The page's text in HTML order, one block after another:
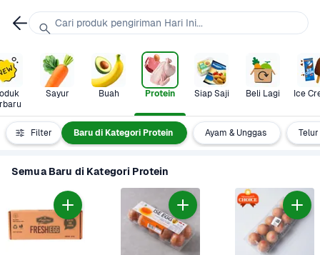
Sayur Buah Protein Siap Saji Beli Lagi Ice
Filter
Semua Baru di Kategori Protein Ayam & Unggas Telur
Semua Baru di Kategori Protein
Cari produk pengiriman Hari Ini...